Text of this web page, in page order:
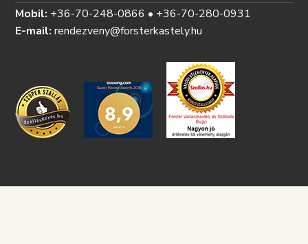
Mobil: +36-70-248-0866 • +36-70-280-0931
E-mail:rendezveny@forsterkastely.hu